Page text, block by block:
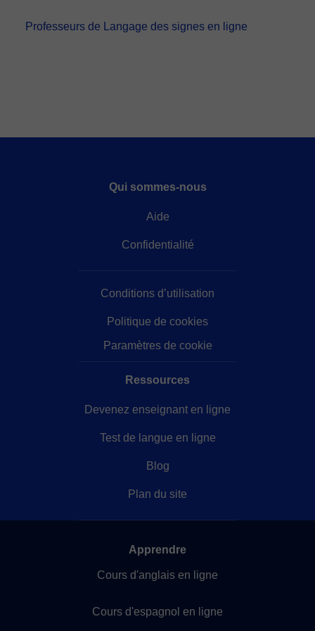
- Paypal
Professeurs de Langage des signes en ligne
Qui sommes-nous
Aide
Confidentialité
Conditions d’utilisation
Politique de cookies
Paramètres de cookie
Ressources
Devenez enseignant en ligne
Test de langue en ligne
Blog
Plan du site
Apprendre
Cours d'anglais en ligne
Cours d'espagnol en ligne